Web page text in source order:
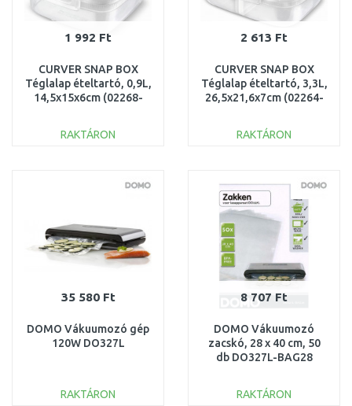
1 992 Ft
CURVER SNAP BOX
Téglalap ételtartó, 0,9L,
14,5x15x6cm (02268-
RAKTÁRON
Összehasonlítás
2 613 Ft
CURVER SNAP BOX
Téglalap ételtartó, 3,3L,
26,5x21,6x7cm (02264-
RAKTÁRON
Összehasonlítás
35 580 Ft
DOMO Vákuumozó gép
120W DO327L
RAKTÁRON
8 707 Ft
DOMO Vákuumozó
zacskó, 28 x 40 cm, 50
db DO327L-BAG28
RAKTÁRON